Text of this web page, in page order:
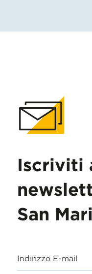
Iscriviti
San
Indirizzo E-mail